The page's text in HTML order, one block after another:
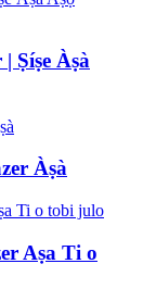
Ṣíṣe Àṣà
Àṣà
Aṣa Ti o